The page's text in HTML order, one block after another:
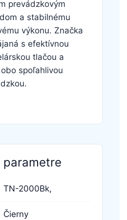
prevádzkovým
a stabilnému
výkonu. Značka
s efektívnou
tlačou a
spoľahlivou
parametre
TN-2000Bk,
Čierny